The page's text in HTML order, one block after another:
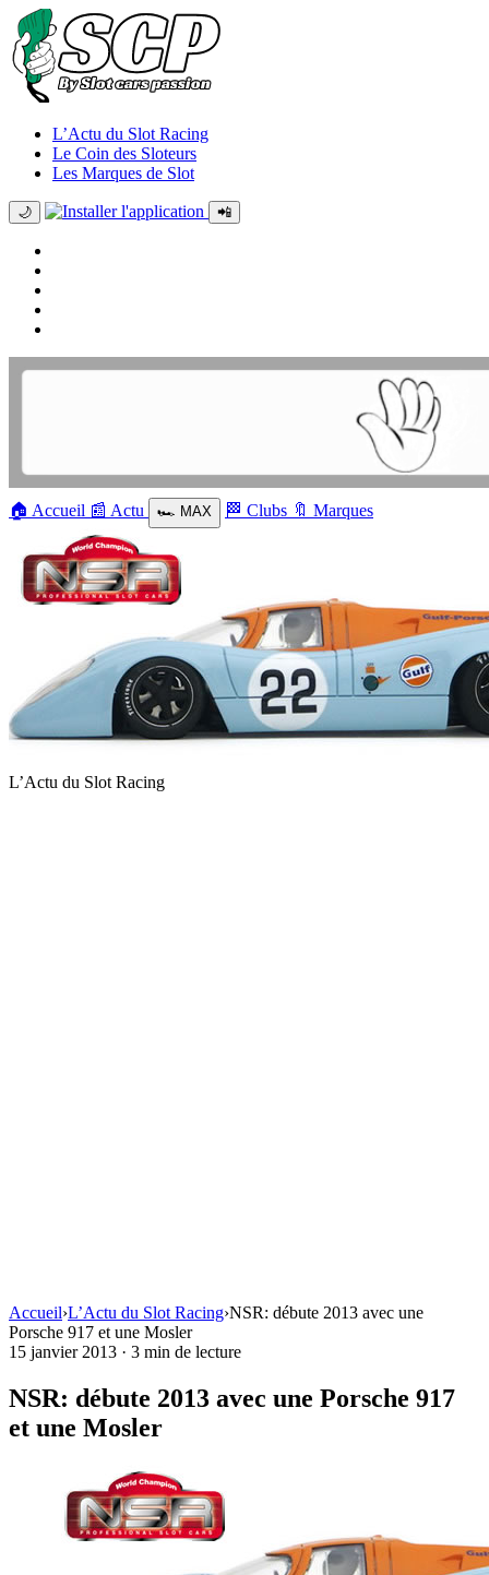
L’Actu du Slot Racing
Le Coin des Sloteurs
Les Marques de Slot
🌙 📲
🏠 Accueil 📰 Actu 🏎️ MAX 🏁 Clubs 🔖 Marques
L’Actu du Slot Racing
Accueil›L’Actu du Slot Racing›NSR: débute 2013 avec une
Porsche 917 et une Mosler
15 janvier 2013 · 3 min de lecture
NSR: débute 2013 avec une Porsche 917
et une Mosler